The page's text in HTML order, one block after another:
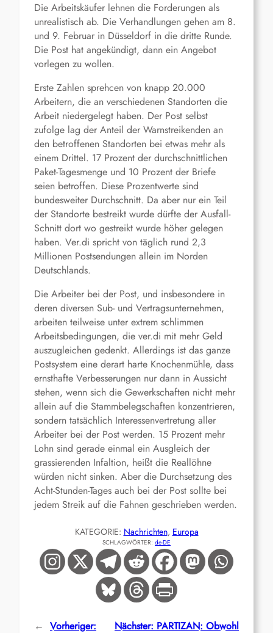
Die Arbeitskäufer lehnen die Forderungen als
unrealistisch ab. Die Verhandlungen gehen am 8.
und 9. Februar in Düsseldorf in die dritte Runde.
Die Post hat angekündigt, dann ein Angebot
vorlegen zu wollen.
Erste Zahlen sprehcen von knapp 20.000
Arbeitern, die an verschiedenen Standorten die
Arbeit niedergelegt haben. Der Post selbst
zufolge lag der Anteil der Warnstreikenden an
den betroffenen Standorten bei etwas mehr als
einem Drittel. 17 Prozent der durchschnittlichen
Paket-Tagesmenge und 10 Prozent der Briefe
seien betroffen. Diese Prozentwerte sind
bundesweiter Durchschnitt. Da aber nur ein Teil
der Standorte bestreikt wurde dürfte der Ausfall-
Schnitt dort wo gestreikt wurde höher gelegen
haben. Ver.di spricht von täglich rund 2,3
Millionen Postsendungen allein im Norden
Deutschlands.
Die Arbeiter bei der Post, und insbesondere in
deren diversen Sub- und Vertragsunternehmen,
arbeiten teilweise unter extrem schlimmen
Arbeitsbedingungen, die ver.di mit mehr Geld
auszugleichen gedenkt. Allerdings ist das ganze
Postsystem eine derart harte Knochenmühle, dass
ernsthafte Verbesserungen nur dann in Aussicht
stehen, wenn sich die Gewerkschaften nicht mehr
allein auf die Stammbelegschaften konzentrieren,
sondern tatsächlich Interessenvertretung aller
Arbeiter bei der Post werden. 15 Prozent mehr
Lohn sind gerade einmal ein Ausgleich der
grassierenden Infaltion, heißt die Reallöhne
würden nicht sinken. Aber die Durchsetzung des
Acht-Stunden-Tages auch bei der Post sollte bei
jedem Streik auf die Fahnen geschrieben werden.
KATEGORIE: Nachrichten, Europa
SCHLAGWÖRTER: de-DE
← Vorheriger: Nächster: PARTIZAN: Obwohl